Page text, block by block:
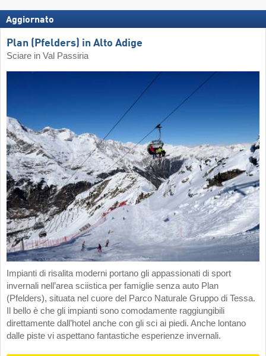
Aggiornato
Plan (Pfelders) in Alto Adige
Sciare in Val Passiria
Impianti di risalita moderni portano gli appassionati di sport
invernali nell’area sciistica per famiglie senza auto Plan
(Pfelders), situata nel cuore del Parco Naturale Gruppo di Tessa.
Il bello è che gli impianti sono comodamente raggiungibili
direttamente dall’hotel anche con gli sci ai piedi. Anche lontano
dalle piste vi aspettano fantastiche esperienze invernali.